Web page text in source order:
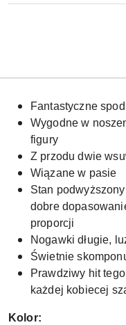
Fantastyczne
Wygodne w
figury
Z przodu dwie
Wiązane w pasie
Stan
dobre
proporcji
Nogawki długie,
Świetnie
Prawdziwy hit
każdej kobiecej
Kolor: